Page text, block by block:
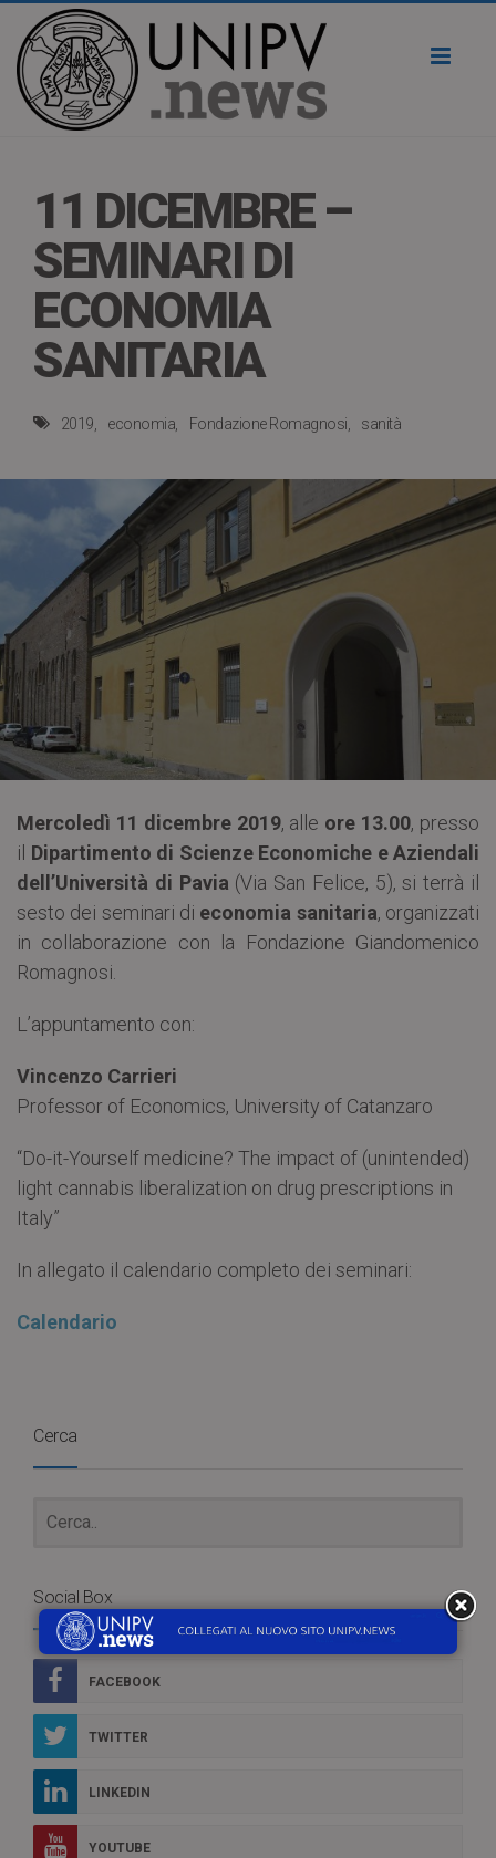
11 DICEMBRE –
SEMINARI DI
ECONOMIA
SANITARIA
2019 economia Fondazione Romagnosi sanità
Mercoledì 11 dicembre 2019, alle ore 13.00, presso
il Dipartimento di Scienze Economiche e Aziendali
dell’Università di Pavia (Via San Felice, 5), si terrà il
sesto dei seminari di economia sanitaria, organizzati
in collaborazione con la Fondazione Giandomenico
Romagnosi.
L’appuntamento con:
Vincenzo Carrieri
Professor of Economics, University of Catanzaro
“Do-it-Yourself medicine? The impact of (unintended)
light cannabis liberalization on drug prescriptions in
Italy”
In allegato il calendario completo dei seminari:
Calendario
Cerca
Social Box
FACEBOOK
TWITTER
LINKEDIN
YOUTUBE